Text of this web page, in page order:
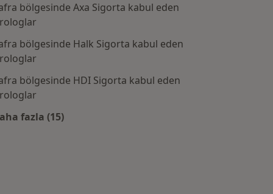
hastalıklardan bazıları
bölgesinde Axa Sigorta kabul eden
bölgesinde Halk Sigorta kabul eden
bölgesinde HDI Sigorta kabul eden
fazla (15)